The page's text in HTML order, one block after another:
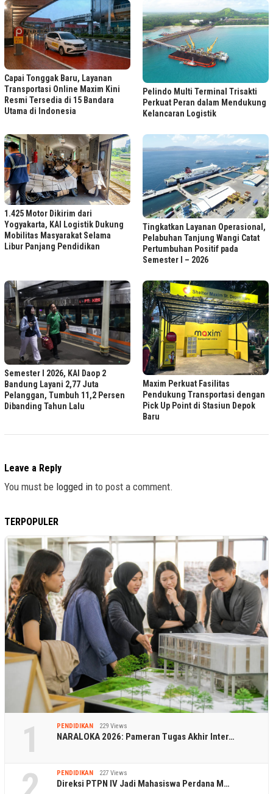
Capai Tonggak Baru, Layanan
Transportasi Online Maxim Kini
Resmi Tersedia di 15 Bandara
Utama di Indonesia
Pelindo Multi Terminal Trisakti
Perkuat Peran dalam Mendukung
Kelancaran Logistik
1.425 Motor Dikirim dari
Yogyakarta, KAI Logistik Dukung
Mobilitas Masyarakat Selama
Libur Panjang Pendidikan
Tingkatkan Layanan Operasional,
Pelabuhan Tanjung Wangi Catat
Pertumbuhan Positif pada
Semester I – 2026
Semester I 2026, KAI Daop 2
Bandung Layani 2,77 Juta
Pelanggan, Tumbuh 11,2 Persen
Dibanding Tahun Lalu
Maxim Perkuat Fasilitas
Pendukung Transportasi dengan
Pick Up Point di Stasiun Depok
Baru
Leave a Reply
You must be logged in to post a comment.
TERPOPULER
1 PENDIDIKAN 229 Views
NARALOKA 2026: Pameran Tugas Akhir Inter…
PENDIDIKAN 227 Views
Direksi PTPN IV Jadi Mahasiswa Perdana M…